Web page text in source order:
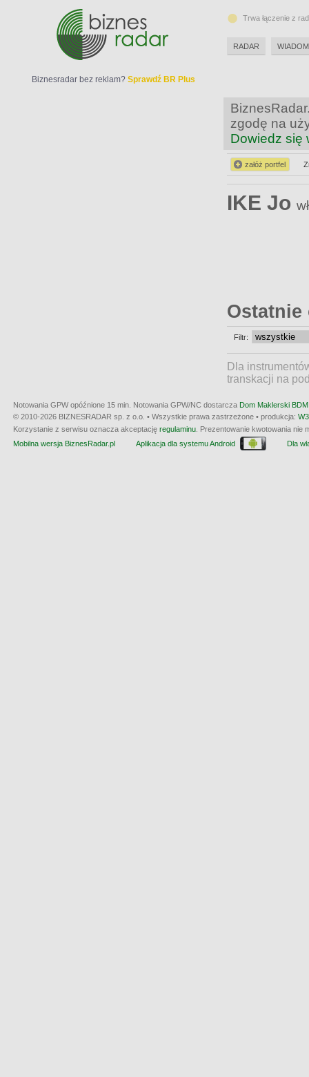
zgodę na
Dowiedz się
załóż portfel
IKE Jo
Ostatnie
Filtr:
Dla
transkacji na
Biznesradar bez reklam? Sprawdź BR Plus
Trwa łączenie z
RADAR
Notowania GPW opóźnione 15 min. Notowania GPW/NC dostarcza Dom Maklerski
© 2010-2026 BIZNESRADAR sp. z o.o. • Wszystkie prawa zastrzeżone • produkcja:
Korzystanie z serwisu oznacza akceptację regulaminu . Prezentowanie kwotowania
Mobilna wersja BiznesRadar.pl
Aplikacja dla systemu Android Dla